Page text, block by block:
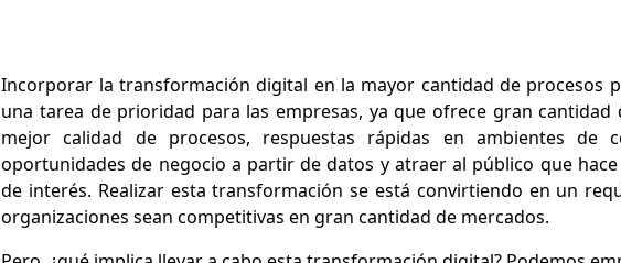
Incorporar la transformación digital en la mayor cantidad de procesos
una tarea de prioridad para las empresas, ya que ofrece gran cantidad
mejor calidad de procesos, respuestas rápidas en ambientes de
oportunidades de negocio a partir de datos y atraer al público que
de interés. Realizar esta transformación se está convirtiendo en un
organizaciones sean competitivas en gran cantidad de mercados.